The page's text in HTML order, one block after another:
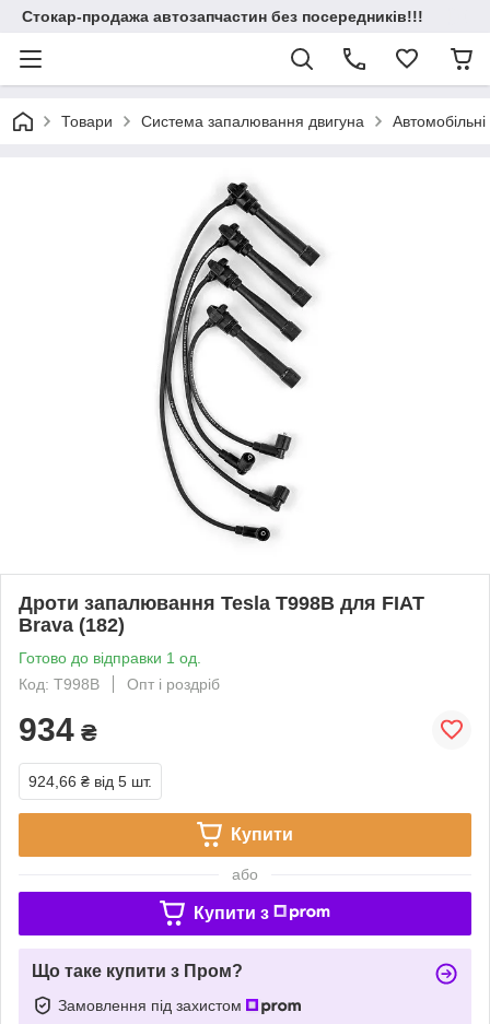
Стокар-продажа автозапчастин без посередників!!!
Товари Система запалювання двигуна
Дроти запалювання Tesla T998B для FIAT
Brava (182)
Готово до відправки 1 од.
Код: T998B
Опт і роздріб
934 ₴
924,66 ₴ від 5 шт.
Купити
або
Купити з
Що таке купити з Пром?
Замовлення під захистом